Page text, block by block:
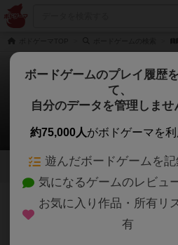
カニハチド
atcktさんのレ
4 1
112名 1名 0 8ヶ月前
ボードゲームのプレイ履歴
て、
自分のデータを管理しませ
約75,000人がボドゲーマを利
遊んだボードゲームを記
気になるゲームのレビュ
お気に入り作品・所有リ
有